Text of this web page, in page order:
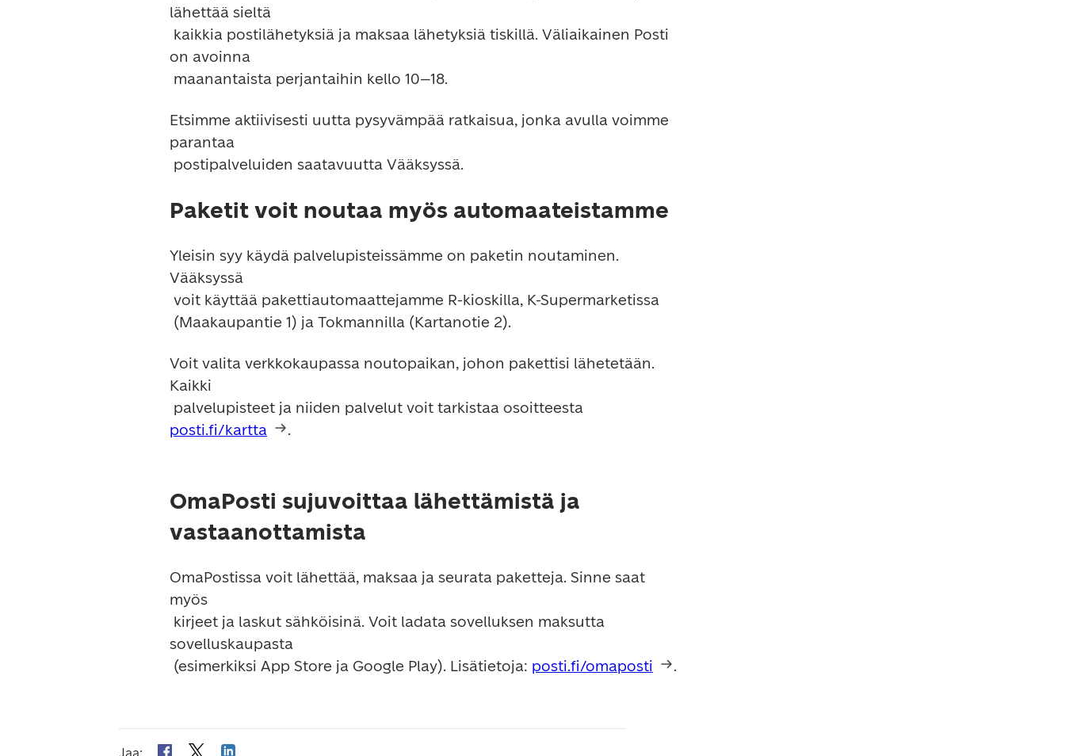
lähettää sieltä
on avoinna
Etsimme aktiivisesti uutta pysyvämpää ratkaisua, jonka avulla voimme
parantaa
Paketit voit noutaa myös automaateistamme
Yleisin syy käydä palvelupisteissämme on paketin noutaminen.
Vääksyssä
Voit valita verkkokaupassa noutopaikan, johon pakettisi lähetetään.
Kaikki
posti.fi/kartta
.
OmaPosti sujuvoittaa lähettämistä ja
vastaanottamista
OmaPostissa voit lähettää, maksaa ja seurata paketteja. Sinne saat
myös
sovelluskaupasta
(esimerkiksi App Store ja Google Play). Lisätietoja: posti.fi/omaposti .
Jaa: